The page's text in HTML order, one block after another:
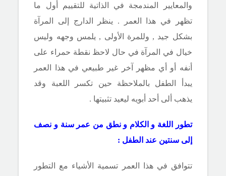
والمعايير المندمجة في الذاتية للتقييم أول ما
تظهر في هذا العمر . ينظر الدارج إلى المرآة
بشكل جيد , وللمرة الأولى , يلمس وجهه وليس
خيال في المرآة في حال لاحظ نقطة حمراء على
أنفه أو أي مظهر آخر غير طبيعي في هذا العمر
يبدأ الطفل بالملاحظة حين تكسر اللعبة وقد
يذهب ألى أحد أبويه ليعيد تثبيتها .
تطور اللغة و الكلام و نطق من عمر سنة و نصف
إلى سنتين عند الطفل :
تتوافق في هذا العمر تسمية الأشياء مع التطور